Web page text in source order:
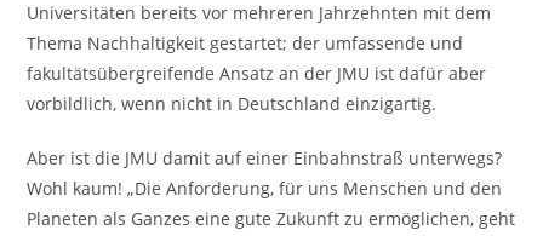
Universitäten bereits vor mehreren Jahrzehnten mit dem
Thema Nachhaltigkeit gestartet; der umfassende und
fakultätsübergreifende Ansatz an der JMU ist dafür aber
vorbildlich, wenn nicht in Deutschland einzigartig.
Aber ist die JMU damit auf einer Einbahnstraß unterwegs?
Wohl kaum! „Die Anforderung, für uns Menschen und den
Planeten als Ganzes eine gute Zukunft zu ermöglichen, geht